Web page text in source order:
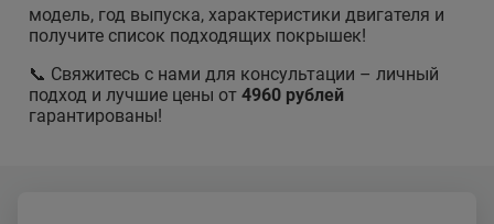
модель, год выпуска, характеристики двигателя и
получите список подходящих покрышек!
📞 Свяжитесь с нами для консультации – личный
подход и лучшие цены от 4960 рублей
гарантированы!